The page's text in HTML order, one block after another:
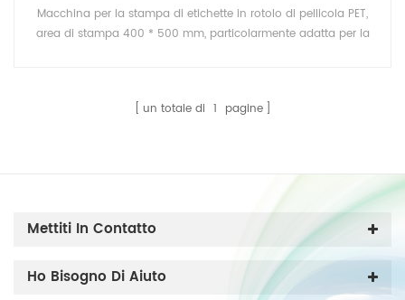
Macchina per la stampa di etichette in rotolo di pellicola PET,
area di stampa 400 * 500 mm, particolarmente adatta per la
un totale di 1 pagine
Mettiti In Contatto
Ho Bisogno Di Aiuto